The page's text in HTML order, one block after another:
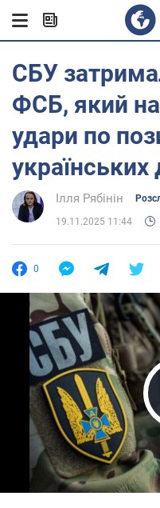
СБУ
ФСБ, який
удари по
Ілля Рябінін
19.11.2025 11:44
0